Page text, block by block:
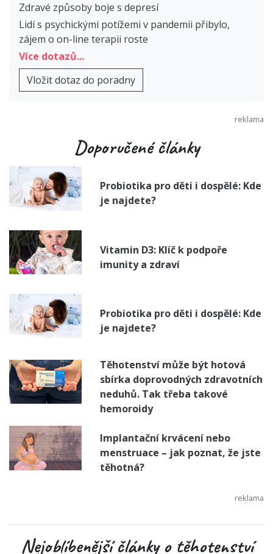
Zdravé způsoby boje s depresí
Lidí s psychickými potížemi v pandemii přibylo,
zájem o on-line terapii roste
Více dotazů...
Vložit dotaz do poradny
Doporučené články
Probiotika pro děti i dospělé: Kde
je najdete?
Vitamin D3: Klíč k podpoře
imunity a zdraví
Probiotika pro děti i dospělé: Kde
je najdete?
Těhotenství může být hotová
sbírka doprovodných zdravotních
neduhů. Tak třeba takové
hemoroidy
Implantační krvácení nebo
menstruace – jak poznat, že jste
těhotná?
Nejoblíbenější články o těhotenství